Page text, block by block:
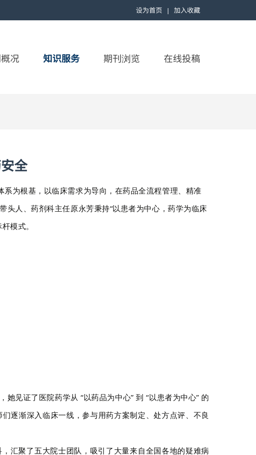
设为首页 加入收藏
况 知识服务 期刊浏览 在线投稿
全
为根基，以临床需求为导向，在药品全流程管理、精准
人、药剂科主任原永芳秉持“以患者为中心，药学为临床
模式。
见证了医院药学从 “以药品为中心” 到 “以患者为中心” 的
逐渐深入临床一线，参与用药方案制定、处方点评、不良
汇聚了五大院士团队，吸引了大量来自全国各地的疑难病